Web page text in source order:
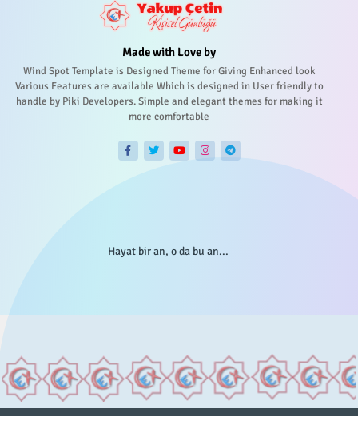
Made with Love by
Wind Spot Template is Designed Theme for Giving Enhanced look
Various Features are available Which is designed in User friendly to
handle by Piki Developers. Simple and elegant themes for making it
more comfortable
Hayat bir an, o da bu an...